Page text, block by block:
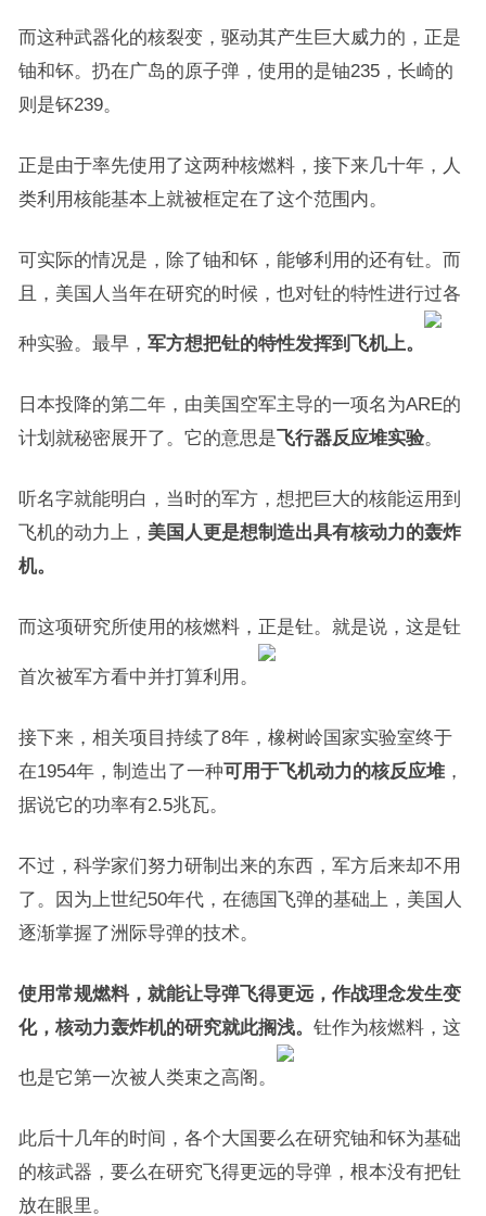
而这种武器化的核裂变，驱动其产生巨大威力的，正是
铀和钚。扔在广岛的原子弹，使用的是铀235，长崎的
则是钚239。
正是由于率先使用了这两种核燃料，接下来几十年，人
类利用核能基本上就被框定在了这个范围内。
可实际的情况是，除了铀和钚，能够利用的还有钍。而
且，美国人当年在研究的时候，也对钍的特性进行过各
种实验。最早， 军方想把钍的特性发挥到飞机上。
日本投降的第二年，由美国空军主导的一项名为ARE的
计划就秘密展开了。它的意思是飞行器反应堆实验。
听名字就能明白，当时的军方，想把巨大的核能运用到
飞机的动力上， 美国人更是想制造出具有核动力的轰炸
机。
而这项研究所使用的核燃料，正是钍。就是说，这是钍
首次被军方看中并打算利用。
接下来，相关项目持续了8年，橡树岭国家实验室终于
在1954年，制造出了一种可用于飞机动力的核反应堆，
据说它的功率有2.5兆瓦。
不过，科学家们努力研制出来的东西，军方后来却不用
了。因为上世纪50年代，在德国飞弹的基础上，美国人
逐渐掌握了洲际导弹的技术。
使用常规燃料，就能让导弹飞得更远，作战理念发生变
化，核动力轰炸机的研究就此搁浅。 钍作为核燃料，这
也是它第一次被人类束之高阁。
此后十几年的时间，各个大国要么在研究铀和钚为基础
的核武器，要么在研究飞得更远的导弹，根本没有把钍
放在眼里。